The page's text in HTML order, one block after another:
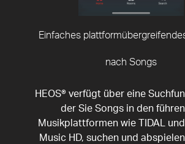
Einfaches
nach Songs
HEOS® verfügt über eine
der Sie Songs in den
Musikplattformen wie TIDAL
Music HD, suchen und